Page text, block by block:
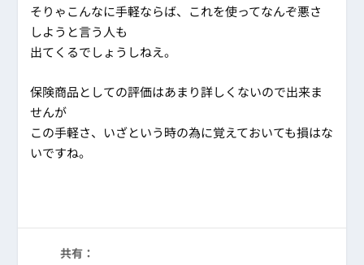
そりゃこんなに手軽ならば、これを使ってなんぞ悪さ
しようと言う人も
出てくるでしょうしねえ。
保険商品としての評価はあまり詳しくないので出来ま
せんが
この手軽さ、いざという時の為に覚えておいても損はな
いですね。
共有：